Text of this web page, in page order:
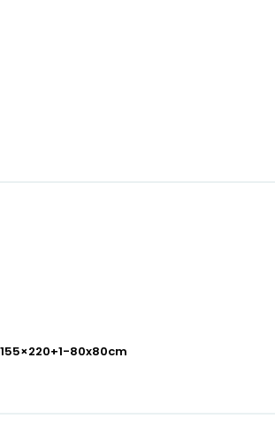
80x80cm